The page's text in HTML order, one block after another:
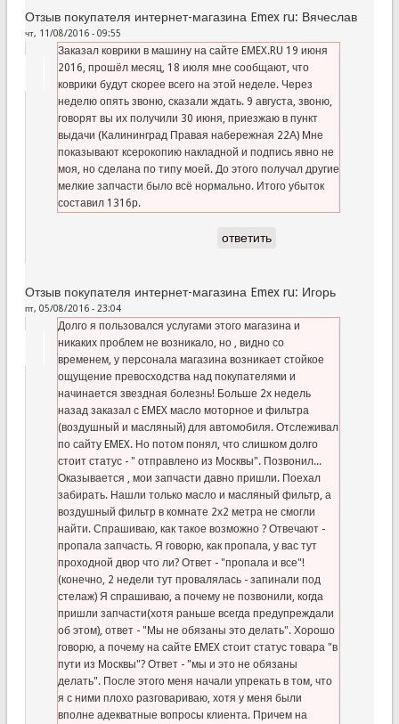
Отзыв покупателя интернет-магазина Emex ru: Вячеслав
чт, 11/08/2016 - 09:55
Заказал коврики в машину на сайте EMEX.RU 19 июня
2016, прошёл месяц, 18 июля мне сообщают, что
коврики будут скорее всего на этой неделе. Через
неделю опять звоню, сказали ждать. 9 августа, звоню,
говорят вы их получили 30 июня, приезжаю в пункт
выдачи (Калининград Правая набережная 22А) Мне
показывают ксерокопию накладной и подпись явно не
моя, но сделана по типу моей. До этого получал другие
мелкие запчасти было всё нормально. Итого убыток
составил 1316р.
ответить
Отзыв покупателя интернет-магазина Emex ru: Игорь
пт, 05/08/2016 - 23:04
Долго я пользовался услугами этого магазина и
никаких проблем не возникало, но , видно со
временем, у персонала магазина возникает стойкое
ощущение превосходства над покупателями и
начинается звездная болезнь! Больше 2х недель
назад заказал с EMEX масло моторное и фильтра
(воздушный и масляный) для автомобиля. Отслеживал
по сайту EMEX. Но потом понял, что слишком долго
стоит статус - " отправлено из Москвы". Позвонил...
Оказывается , мои запчасти давно пришли. Поехал
забирать. Нашли только масло и масляный фильтр, а
воздушный фильтр в комнате 2х2 метра не смогли
найти. Спрашиваю, как такое возможно ? Отвечают -
пропала запчасть. Я говорю, как пропала, у вас тут
проходной двор что ли? Ответ - "пропала и все"!
(конечно, 2 недели тут провалялась - запинали под
стелаж) Я спрашиваю, а почему не позвонили, когда
пришли запчасти(хотя раньше всегда предупреждали
об этом), ответ - "Мы не обязаны это делать". Хорошо
говорю, а почему на сайте EMEX стоит статус товара "в
пути из Москвы"? Ответ - "мы и это не обязаны
делать". После этого меня начали упрекать в том, что
я с ними плохо разговариваю, хотя у меня были
вполне адекватные вопросы клиента. Причем на